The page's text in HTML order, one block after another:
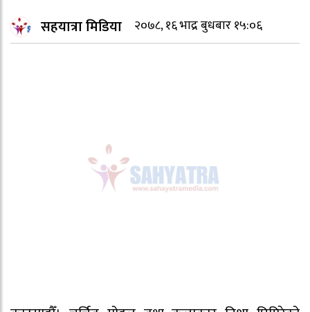
सहयात्रा मिडिया २०७८, १६ भाद्र बुधबार १५:०६